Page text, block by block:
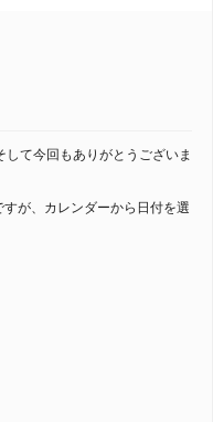
て今回もありがとうございま
が、カレンダーから日付を選